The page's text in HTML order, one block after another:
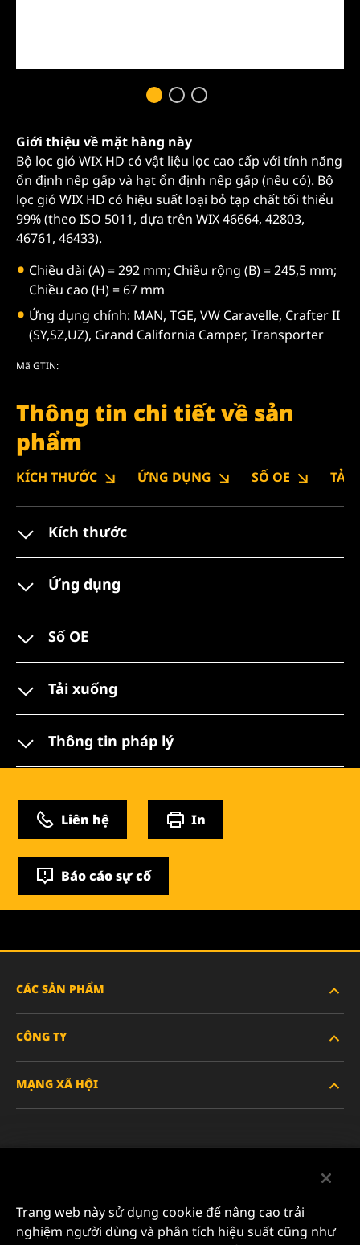
Giới thiệu về mặt hàng này
Bộ lọc gió WIX HD có vật liệu lọc cao cấp với tính năng
ổn định nếp gấp và hạt ổn định nếp gấp (nếu có). Bộ
lọc gió WIX HD có hiệu suất loại bỏ tạp chất tối thiểu
99% (theo ISO 5011, dựa trên WIX 46664, 42803,
46761, 46433).
Chiều dài (A) = 292 mm; Chiều rộng (B) = 245,5 mm;
Chiều cao (H) = 67 mm
Ứng dụng chính: MAN, TGE, VW Caravelle, Crafter II
(SY,SZ,UZ), Grand California Camper, Transporter
Mã GTIN:
Thông tin chi tiết về sản
phẩm
KÍCH THƯỚC ỨNG DỤNG SỐ OE TẢI
Kích thước
Ứng dụng
Số OE
Tải xuống
Thông tin pháp lý
Liên hệ In
Báo cáo sự cố
CÁC SẢN PHẨM
XE HÀNH KHÁCH VÀ XE TẢI NHẸ
CÔNG TY
VỀ CHÚNG TÔI
SỰ NGHIỆP
MẠNG XÃ HỘI
Facebook
YouTube
Trang web này sử dụng cookie để nâng cao trải
nghiệm người dùng và phân tích hiệu suất cũng như